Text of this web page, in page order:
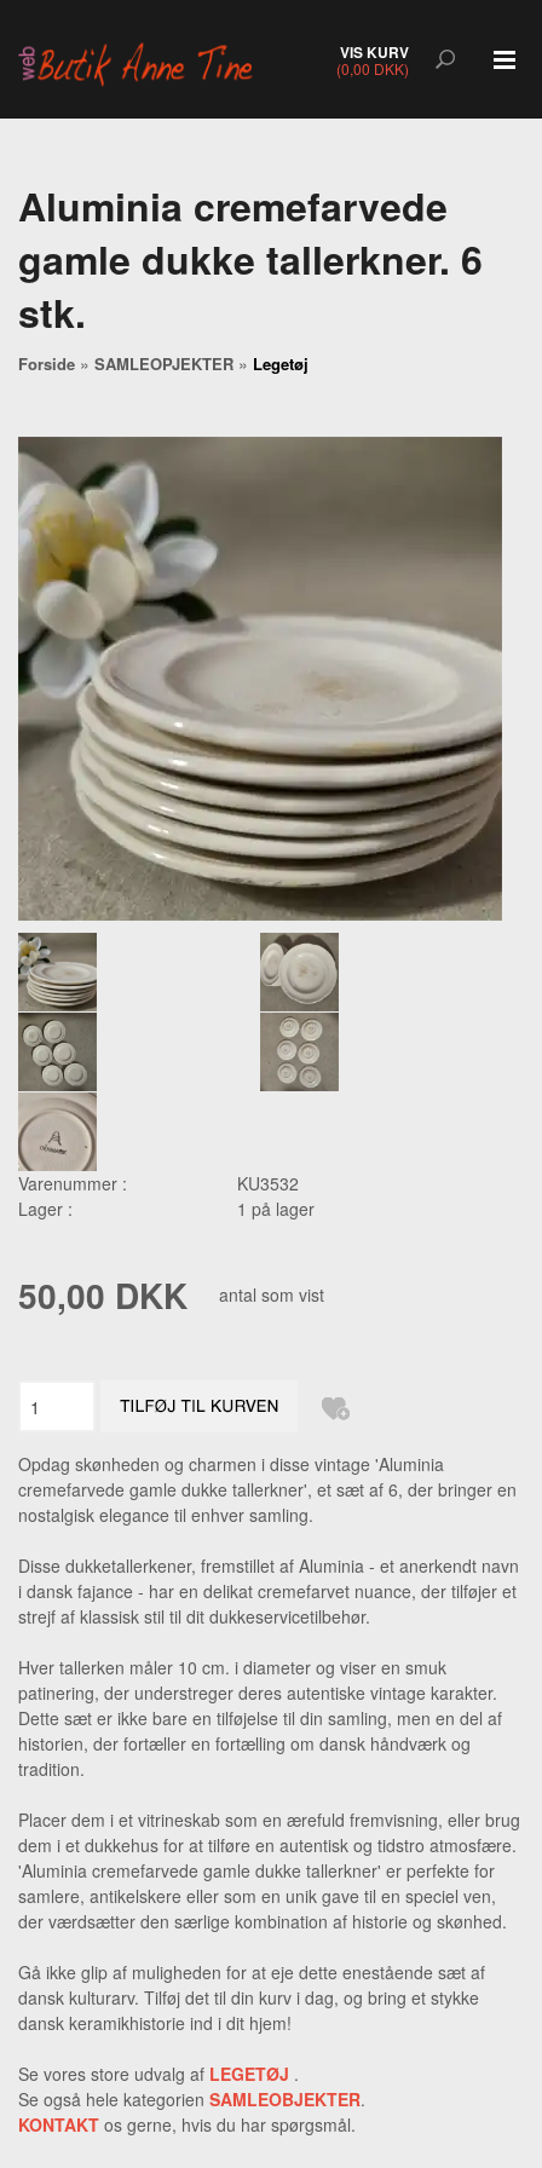
VIS KURV
(0,00 DKK)
Aluminia cremefarvede
gamle dukke tallerkner. 6
stk.
Forside » SAMLEOPJEKTER » Legetøj
Varenummer :
KU3532
Lager :
1 på lager
50,00 DKK antal som vist
Opdag skønheden og charmen i disse vintage 'Aluminia
cremefarvede gamle dukke tallerkner', et sæt af 6, der bringer en
nostalgisk elegance til enhver samling.
Disse dukketallerkener, fremstillet af Aluminia - et anerkendt navn
i dansk fajance - har en delikat cremefarvet nuance, der tilføjer et
strejf af klassisk stil til dit dukkeservicetilbehør.
Hver tallerken måler 10 cm. i diameter og viser en smuk
patinering, der understreger deres autentiske vintage karakter.
Dette sæt er ikke bare en tilføjelse til din samling, men en del af
historien, der fortæller en fortælling om dansk håndværk og
tradition.
Placer dem i et vitrineskab som en ærefuld fremvisning, eller brug
dem i et dukkehus for at tilføre en autentisk og tidstro atmosfære.
'Aluminia cremefarvede gamle dukke tallerkner' er perfekte for
samlere, antikelskere eller som en unik gave til en speciel ven,
der værdsætter den særlige kombination af historie og skønhed.
Gå ikke glip af muligheden for at eje dette enestående sæt af
dansk kulturarv. Tilføj det til din kurv i dag, og bring et stykke
dansk keramikhistorie ind i dit hjem!
Se vores store udvalg af LEGETØJ .
Se også hele kategorien SAMLEOBJEKTER.
KONTAKT os gerne, hvis du har spørgsmål.